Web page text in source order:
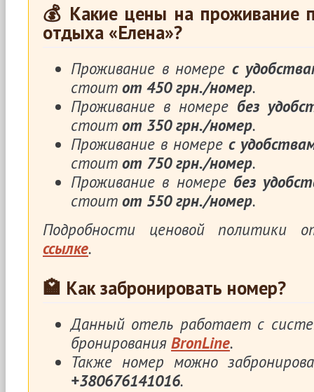
💰 Какие цены на проживание
отдыха «Елена»?
Проживание в номерес
стоит от 450 грн./номер.
Проживание в номере без
стоит от 350 грн./номер.
Проживание в номере с
стоит от 750 грн./номер.
Проживание в номере без
стоит от 550 грн./номер.
Подробности ценовой политики
ссылке.
🏩 Как забронировать номер?
Данный отель работает с
бронирования BronLine.
Также номер можно
+380676141016.